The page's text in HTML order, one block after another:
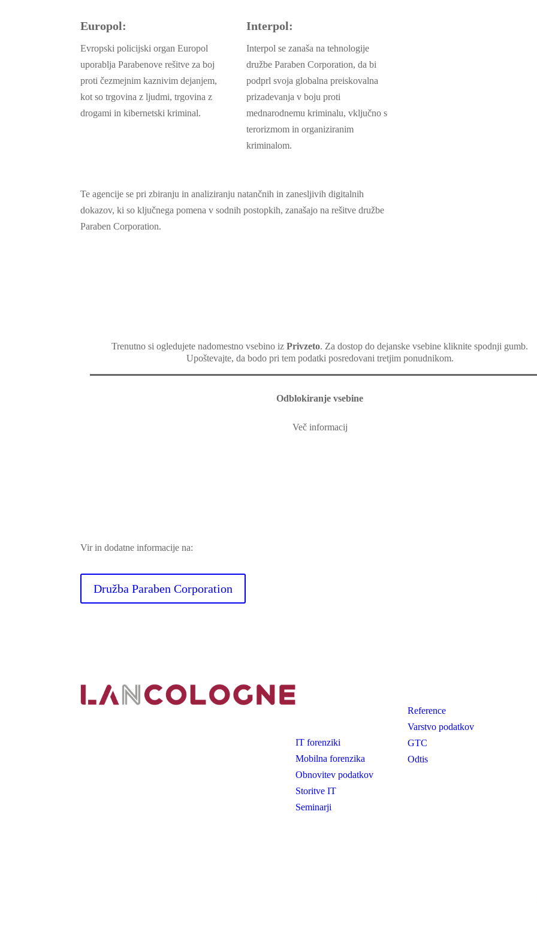
Europol:
Evropski policijski organ Europol
uporablja Parabenove rešitve za boj
proti čezmejnim kaznivim dejanjem,
kot so trgovina z ljudmi, trgovina z
drogami in kibernetski kriminal.
Interpol:
Interpol se zanaša na tehnologije
družbe Paraben Corporation, da bi
podprl svoja globalna preiskovalna
prizadevanja v boju proti
mednarodnemu kriminalu, vključno s
terorizmom in organiziranim
kriminalom.
Te agencije se pri zbiranju in analiziranju natančnih in zanesljivih digitalnih
dokazov, ki so ključnega pomena v sodnih postopkih, zanašajo na rešitve družbe
Paraben Corporation.
Trenutno si ogledujete nadomestno vsebino izPrivzeto. Za dostop do dejanske vsebine kliknite spodnji gumb.
Upoštevajte, da bodo pri tem podatki posredovani tretjim ponudnikom.
Odblokiranje vsebine
Več informacij
Vir in dodatne informacije na:
Družba Paraben Corporation
IT forenziki
Mobilna forenzika
Obnovitev podatkov
Storitve IT
Seminarji
Reference
Varstvo podatkov
GTC
Odtis